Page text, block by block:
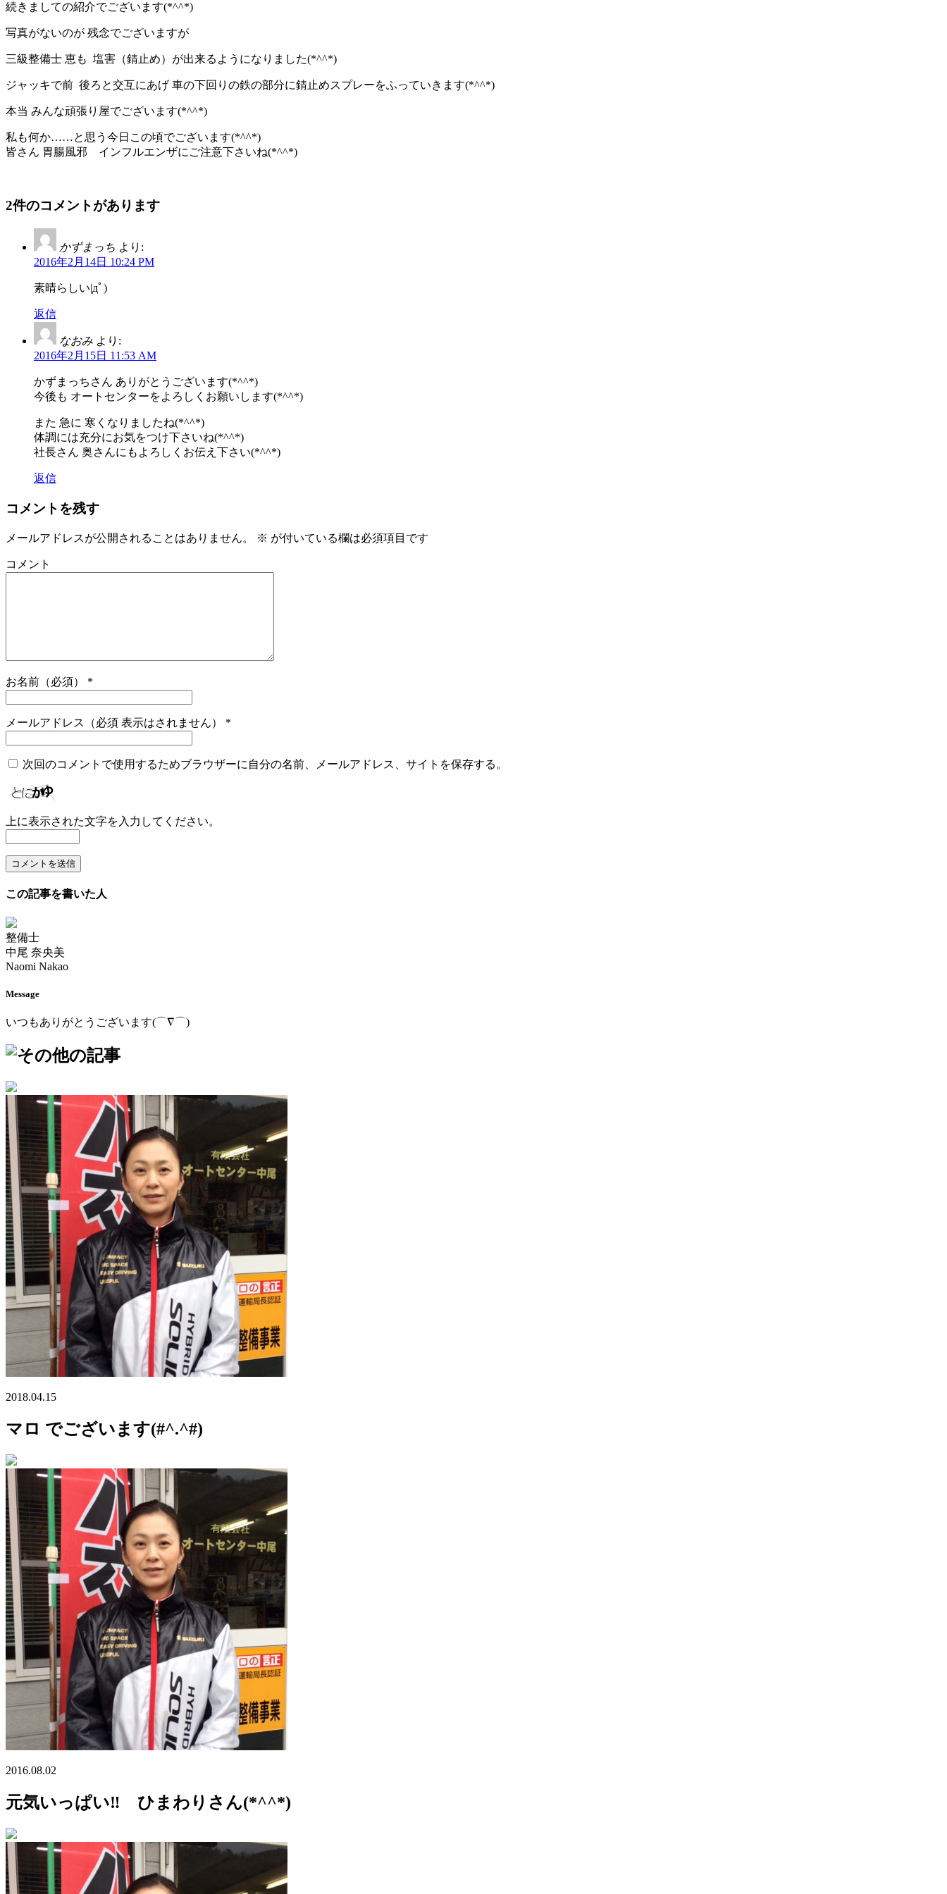
続きましての紹介でございます(*^^*)
写真がないのが 残念でございますが
三級整備士 恵も 塩害（錆止め）が出来るようになりました(*^^*)
ジャッキで前 後ろと交互にあげ 車の下回りの鉄の部分に錆止めスプレーをふっていきます(*^^*)
本当 みんな頑張り屋でございます(*^^*)
私も何か……と思う今日この頃でございます(*^^*)
皆さん 胃腸風邪 インフルエンザにご注意下さいね(*^^*)
2件のコメントがあります
かずまっち より:
2016年2月14日 10:24 PM
素晴らしい|дﾟ)
返信
なおみ より:
2016年2月15日 11:53 AM
かずまっちさん ありがとうございます(*^^*)
今後も オートセンターをよろしくお願いします(*^^*)
また 急に 寒くなりましたね(*^^*)
体調には充分にお気をつけ下さいね(*^^*)
社長さん 奥さんにもよろしくお伝え下さい(*^^*)
返信
コメントを残す
メールアドレスが公開されることはありません。 ※ が付いている欄は必須項目です
コメント
お名前（必須） *
メールアドレス（必須 表示はされません） *
次回のコメントで使用するためブラウザーに自分の名前、メールアドレス、サイトを保存する。
上に表示された文字を入力してください。
この記事を書いた人
整備士
中尾 奈央美
Naomi Nakao
Message
いつもありがとうございます(⌒∇⌒)
2018.04.15
マロ でございます(#^.^#)
2016.08.02
元気いっぱい‼️ ひまわりさん(*^^*)